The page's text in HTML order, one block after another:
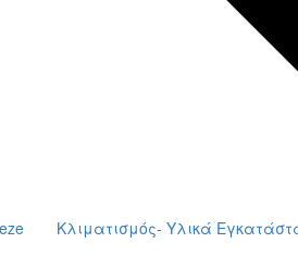
Κλιματισμός- Υλικά